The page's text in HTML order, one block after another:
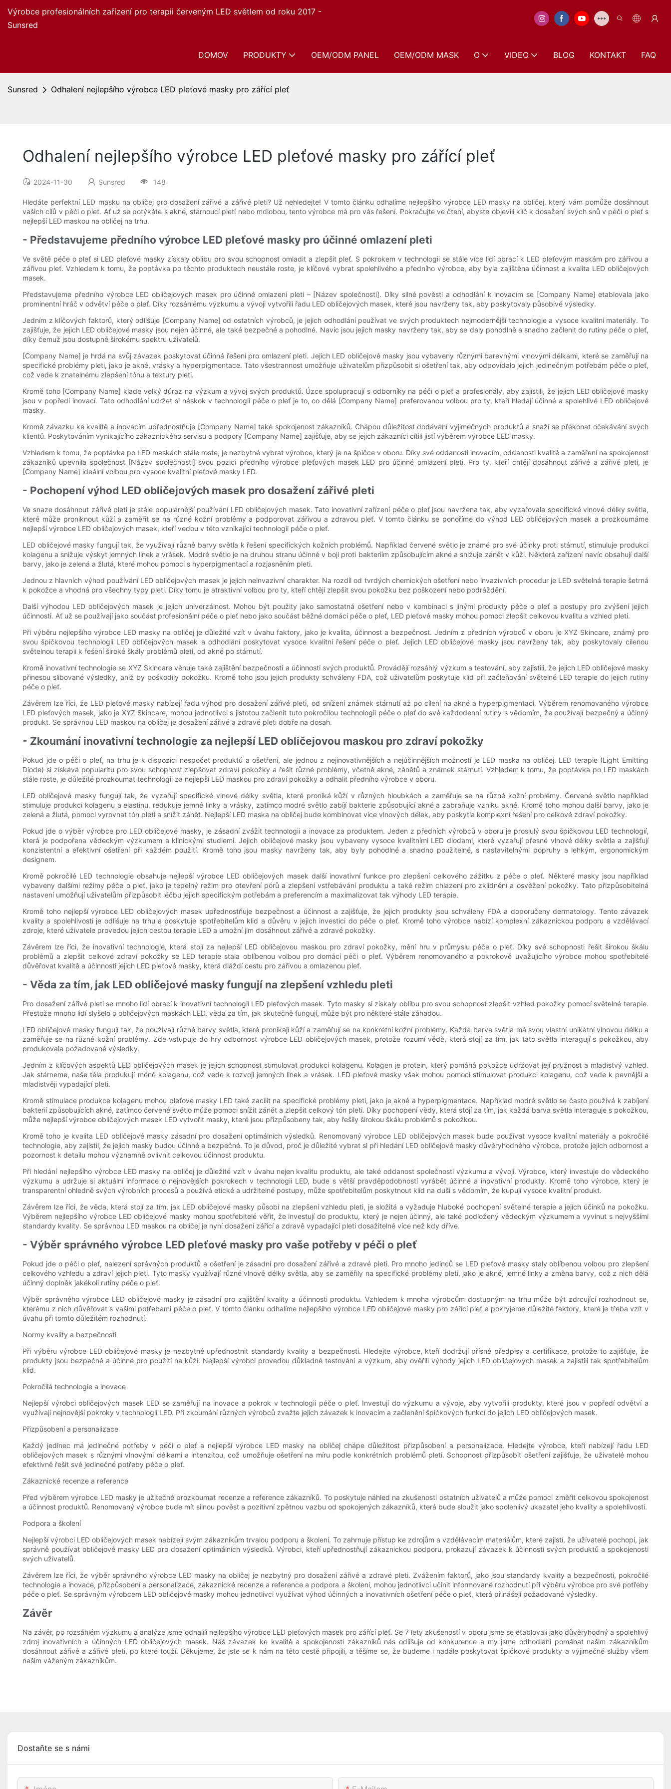
Výrobce profesionálních zařízení pro terapii červeným LED světlem od roku 2017 -
Sunsred
DOMOV PRODUKTY OEM/ODM PANEL OEM/ODM MASK O VIDEO BLOG KONTAKT FAQ
Sunsred Odhalení nejlepšího výrobce LED pleťové masky pro zářící pleť
Odhalení nejlepšího výrobce LED pleťové masky pro zářící pleť
2024-11-30 Sunsred 148
Hledáte perfektní LED masku na obličej pro dosažení zářivé a zářivé pleti? Už nehledejte! V tomto článku odhalíme nejlepšího výrobce LED masky na obličej, který vám pomůže dosáhnout
vašich cílů v péči o pleť. Ať už se potýkáte s akné, stárnoucí pletí nebo mdlobou, tento výrobce má pro vás řešení. Pokračujte ve čtení, abyste objevili klíč k dosažení svých snů v péči o pleť s
nejlepší LED maskou na obličej na trhu.
- Představujeme předního výrobce LED pleťové masky pro účinné omlazení pleti
Ve světě péče o pleť si LED pleťové masky získaly oblibu pro svou schopnost omladit a zlepšit pleť. S pokrokem v technologii se stále více lidí obrací k LED pleťovým maskám pro zářivou a
zářivou pleť. Vzhledem k tomu, že poptávka po těchto produktech neustále roste, je klíčové vybrat spolehlivého a předního výrobce, aby byla zajištěna účinnost a kvalita LED obličejových
masek.
Představujeme předního výrobce LED obličejových masek pro účinné omlazení pleti – [Název společnosti]. Díky silné pověsti a odhodlání k inovacím se [Company Name] etablovala jako
prominentní hráč v odvětví péče o pleť. Díky rozsáhlému výzkumu a vývoji vytvořili řadu LED obličejových masek, které jsou navrženy tak, aby poskytovaly působivé výsledky.
Jedním z klíčových faktorů, který odlišuje [Company Name] od ostatních výrobců, je jejich odhodlání používat ve svých produktech nejmodernější technologie a vysoce kvalitní materiály. To
zajišťuje, že jejich LED obličejové masky jsou nejen účinné, ale také bezpečné a pohodlné. Navíc jsou jejich masky navrženy tak, aby se daly pohodlně a snadno začlenit do rutiny péče o pleť,
díky čemuž jsou dostupné širokému spektru uživatelů.
[Company Name] je hrdá na svůj závazek poskytovat účinná řešení pro omlazení pleti. Jejich LED obličejové masky jsou vybaveny různými barevnými vlnovými délkami, které se zaměřují na
specifické problémy pleti, jako je akné, vrásky a hyperpigmentace. Tato všestrannost umožňuje uživatelům přizpůsobit si ošetření tak, aby odpovídalo jejich jedinečným potřebám péče o pleť,
což vede k znatelnému zlepšení tónu a textury pleti.
Kromě toho [Company Name] klade velký důraz na výzkum a vývoj svých produktů. Úzce spolupracují s odborníky na péči o pleť a profesionály, aby zajistili, že jejich LED obličejové masky
jsou v popředí inovací. Tato odhodlání udržet si náskok v technologii péče o pleť je to, co dělá [Company Name] preferovanou volbou pro ty, kteří hledají účinné a spolehlivé LED obličejové
masky.
Kromě závazku ke kvalitě a inovacím upřednostňuje [Company Name] také spokojenost zákazníků. Chápou důležitost dodávání výjimečných produktů a snaží se překonat očekávání svých
klientů. Poskytováním vynikajícího zákaznického servisu a podpory [Company Name] zajišťuje, aby se jejich zákazníci cítili jistí výběrem výrobce LED masky.
Vzhledem k tomu, že poptávka po LED maskách stále roste, je nezbytné vybrat výrobce, který je na špičce v oboru. Díky své oddanosti inovacím, oddanosti kvalitě a zaměření na spokojenost
zákazníků upevnila společnost [Název společnosti] svou pozici předního výrobce pleťových masek LED pro účinné omlazení pleti. Pro ty, kteří chtějí dosáhnout zářivé a zářivé pleti, je
[Company Name] ideální volbou pro vysoce kvalitní pleťové masky LED.
- Pochopení výhod LED obličejových masek pro dosažení zářivé pleti
Ve snaze dosáhnout zářivé pleti je stále populárnější používání LED obličejových masek. Tato inovativní zařízení péče o pleť jsou navržena tak, aby vyzařovala specifické vlnové délky světla,
které může proniknout kůží a zaměřit se na různé kožní problémy a podporovat zářivou a zdravou pleť. V tomto článku se ponoříme do výhod LED obličejových masek a prozkoumáme
nejlepší výrobce LED obličejových masek, kteří vedou v této vznikající technologii péče o pleť.
LED obličejové masky fungují tak, že využívají různé barvy světla k řešení specifických kožních problémů. Například červené světlo je známé pro své účinky proti stárnutí, stimuluje produkci
kolagenu a snižuje výskyt jemných linek a vrásek. Modré světlo je na druhou stranu účinné v boji proti bakteriím způsobujícím akné a snižuje zánět v kůži. Některá zařízení navíc obsahují další
barvy, jako je zelená a žlutá, které mohou pomoci s hyperpigmentací a rozjasněním pleti.
Jednou z hlavních výhod používání LED obličejových masek je jejich neinvazivní charakter. Na rozdíl od tvrdých chemických ošetření nebo invazivních procedur je LED světelná terapie šetrná
k pokožce a vhodná pro všechny typy pleti. Díky tomu je atraktivní volbou pro ty, kteří chtějí zlepšit svou pokožku bez poškození nebo podráždění.
Další výhodou LED obličejových masek je jejich univerzálnost. Mohou být použity jako samostatná ošetření nebo v kombinaci s jinými produkty péče o pleť a postupy pro zvýšení jejich
účinnosti. Ať už se používají jako součást profesionální péče o pleť nebo jako součást běžné domácí péče o pleť, LED pleťové masky mohou pomoci zlepšit celkovou kvalitu a vzhled pleti.
Při výběru nejlepšího výrobce LED masky na obličej je důležité vzít v úvahu faktory, jako je kvalita, účinnost a bezpečnost. Jedním z předních výrobců v oboru je XYZ Skincare, známý pro
svou špičkovou technologii LED obličejových masek a odhodlání poskytovat vysoce kvalitní řešení péče o pleť. Jejich LED obličejové masky jsou navrženy tak, aby poskytovaly cílenou
světelnou terapii k řešení široké škály problémů pleti, od akné po stárnutí.
Kromě inovativní technologie se XYZ Skincare věnuje také zajištění bezpečnosti a účinnosti svých produktů. Provádějí rozsáhlý výzkum a testování, aby zajistili, že jejich LED obličejové masky
přinesou slibované výsledky, aniž by poškodily pokožku. Kromě toho jsou jejich produkty schváleny FDA, což uživatelům poskytuje klid při začleňování světelné LED terapie do jejich rutiny
péče o pleť.
Závěrem lze říci, že LED pleťové masky nabízejí řadu výhod pro dosažení zářivé pleti, od snížení známek stárnutí až po cílení na akné a hyperpigmentaci. Výběrem renomovaného výrobce
LED pleťových masek, jako je XYZ Skincare, mohou jednotlivci s jistotou začlenit tuto pokročilou technologii péče o pleť do své každodenní rutiny s vědomím, že používají bezpečný a účinný
produkt. Se správnou LED maskou na obličej je dosažení zářivé a zdravé pleti dobře na dosah.
- Zkoumání inovativní technologie za nejlepší LED obličejovou maskou pro zdraví pokožky
Pokud jde o péči o pleť, na trhu je k dispozici nespočet produktů a ošetření, ale jednou z nejinovativnějších a nejúčinnějších možností je LED maska ​​na obličej. LED terapie (Light Emitting
Diode) si získává popularitu pro svou schopnost zlepšovat zdraví pokožky a řešit různé problémy, včetně akné, zánětů a známek stárnutí. Vzhledem k tomu, že poptávka po LED maskách
stále roste, je důležité prozkoumat technologii za nejlepší LED maskou pro zdraví pokožky a odhalit předního výrobce v oboru.
LED obličejové masky fungují tak, že vyzařují specifické vlnové délky světla, které proniká kůží v různých hloubkách a zaměřuje se na různé kožní problémy. Červené světlo například
stimuluje produkci kolagenu a elastinu, redukuje jemné linky a vrásky, zatímco modré světlo zabíjí bakterie způsobující akné a zabraňuje vzniku akné. Kromě toho mohou další barvy, jako je
zelená a žlutá, pomoci vyrovnat tón pleti a snížit zánět. Nejlepší LED maska ​​na obličej bude kombinovat více vlnových délek, aby poskytla komplexní řešení pro celkové zdraví pokožky.
Pokud jde o výběr výrobce pro LED obličejové masky, je zásadní zvážit technologii a inovace za produktem. Jeden z předních výrobců v oboru je proslulý svou špičkovou LED technologií,
která je podpořena vědeckým výzkumem a klinickými studiemi. Jejich obličejové masky jsou vybaveny vysoce kvalitními LED diodami, které vyzařují přesné vlnové délky světla a zajišťují
konzistentní a efektivní ošetření při každém použití. Kromě toho jsou masky navrženy tak, aby byly pohodlné a snadno použitelné, s nastavitelnými popruhy a lehkým, ergonomickým
designem.
Kromě pokročilé LED technologie obsahuje nejlepší výrobce LED obličejových masek další inovativní funkce pro zlepšení celkového zážitku z péče o pleť. Některé masky jsou například
vybaveny dalšími režimy péče o pleť, jako je tepelný režim pro otevření pórů a zlepšení vstřebávání produktu a také režim chlazení pro zklidnění a osvěžení pokožky. Tato přizpůsobitelná
nastavení umožňují uživatelům přizpůsobit léčbu jejich specifickým potřebám a preferencím a maximalizovat tak výhody LED terapie.
Kromě toho nejlepší výrobce LED obličejových masek upřednostňuje bezpečnost a účinnost a zajišťuje, že jejich produkty jsou schváleny FDA a doporučeny dermatology. Tento závazek
kvality a spolehlivosti je odlišuje na trhu a poskytuje spotřebitelům klid a důvěru v jejich investici do péče o pleť. Kromě toho výrobce nabízí komplexní zákaznickou podporu a vzdělávací
zdroje, které uživatele provedou jejich cestou terapie LED a umožní jim dosáhnout zářivé a zdravé pokožky.
Závěrem lze říci, že inovativní technologie, která stojí za nejlepší LED obličejovou maskou pro zdraví pokožky, mění hru v průmyslu péče o pleť. Díky své schopnosti řešit širokou škálu
problémů a zlepšit celkové zdraví pokožky se LED terapie stala oblíbenou volbou pro domácí péči o pleť. Výběrem renomovaného a pokrokově uvažujícího výrobce mohou spotřebitelé
důvěřovat kvalitě a účinnosti jejich LED pleťové masky, která dláždí cestu pro zářivou a omlazenou pleť.
- Věda za tím, jak LED obličejové masky fungují na zlepšení vzhledu pleti
Pro dosažení zářivé pleti se mnoho lidí obrací k inovativní technologii LED pleťových masek. Tyto masky si získaly oblibu pro svou schopnost zlepšit vzhled pokožky pomocí světelné terapie.
Přestože mnoho lidí slyšelo o obličejových maskách LED, věda za tím, jak skutečně fungují, může být pro některé stále záhadou.
LED obličejové masky fungují tak, že používají různé barvy světla, které pronikají kůží a zaměřují se na konkrétní kožní problémy. Každá barva světla má svou vlastní unikátní vlnovou délku a
zaměřuje se na různé kožní problémy. Zde vstupuje do hry odbornost výrobce LED obličejových masek, protože rozumí vědě, která stojí za tím, jak tato světla interagují s pokožkou, aby
produkovala požadované výsledky.
Jedním z klíčových aspektů LED obličejových masek je jejich schopnost stimulovat produkci kolagenu. Kolagen je protein, který pomáhá pokožce udržovat její pružnost a mladistvý vzhled.
Jak stárneme, naše těla produkují méně kolagenu, což vede k rozvoji jemných linek a vrásek. LED pleťové masky však mohou pomoci stimulovat produkci kolagenu, což vede k pevnější a
mladistvěji vypadající pleti.
Kromě stimulace produkce kolagenu mohou pleťové masky LED také zacílit na specifické problémy pleti, jako je akné a hyperpigmentace. Například modré světlo se často používá k zabíjení
bakterií způsobujících akné, zatímco červené světlo může pomoci snížit zánět a zlepšit celkový tón pleti. Díky pochopení vědy, která stojí za tím, jak každá barva světla interaguje s pokožkou,
může nejlepší výrobce obličejových masek LED vytvořit masky, které jsou přizpůsobeny tak, aby řešily širokou škálu problémů s pokožkou.
Kromě toho je kvalita LED obličejové masky zásadní pro dosažení optimálních výsledků. Renomovaný výrobce LED obličejových masek bude používat vysoce kvalitní materiály a pokročilé
technologie, aby zajistil, že jejich masky budou účinné a bezpečné. To je důvod, proč je důležité vybrat si při hledání LED obličejové masky důvěryhodného výrobce, protože jejich odbornost a
pozornost k detailu mohou významně ovlivnit celkovou účinnost produktu.
Při hledání nejlepšího výrobce LED masky na obličej je důležité vzít v úvahu nejen kvalitu produktu, ale také oddanost společnosti výzkumu a vývoji. Výrobce, který investuje do vědeckého
výzkumu a udržuje si aktuální informace o nejnovějších pokrokech v technologii LED, bude s větší pravděpodobností vyrábět účinné a inovativní produkty. Kromě toho výrobce, který je
transparentní ohledně svých výrobních procesů a používá etické a udržitelné postupy, může spotřebitelům poskytnout klid na duši s vědomím, že kupují vysoce kvalitní produkt.
Závěrem lze říci, že věda, která stojí za tím, jak LED obličejové masky působí na zlepšení vzhledu pleti, je složitá a vyžaduje hluboké pochopení světelné terapie a jejích účinků na pokožku.
Výběrem nejlepšího výrobce LED obličejové masky mohou spotřebitelé věřit, že investují do produktu, který je nejen účinný, ale také podložený vědeckým výzkumem a vyvinut s nejvyššími
standardy kvality. Se správnou LED maskou na obličej je nyní dosažení zářící a zdravě vypadající pleti dosažitelné více než kdy dříve.
- Výběr správného výrobce LED pleťové masky pro vaše potřeby v péči o pleť
Pokud jde o péči o pleť, nalezení správných produktů a ošetření je zásadní pro dosažení zářivé a zdravé pleti. Pro mnoho jedinců se LED pleťové masky staly oblíbenou volbou pro zlepšení
celkového vzhledu a zdraví jejich pleti. Tyto masky využívají různé vlnové délky světla, aby se zaměřily na specifické problémy pleti, jako je akné, jemné linky a změna barvy, což z nich dělá
účinný doplněk jakékoli rutiny péče o pleť.
Výběr správného výrobce LED obličejové masky je zásadní pro zajištění kvality a účinnosti produktu. Vzhledem k mnoha výrobcům dostupným na trhu může být zdrcující rozhodnout se,
kterému z nich důvěřovat s vašimi potřebami péče o pleť. V tomto článku odhalíme nejlepšího výrobce LED obličejové masky pro zářící pleť a pokryjeme důležité faktory, které je třeba vzít v
úvahu při tomto důležitém rozhodnutí.
Normy kvality a bezpečnosti
Při výběru výrobce LED obličejové masky je nezbytné upřednostnit standardy kvality a bezpečnosti. Hledejte výrobce, kteří dodržují přísné předpisy a certifikace, protože to zajišťuje, že
produkty jsou bezpečné a účinné pro použití na kůži. Nejlepší výrobci provedou důkladné testování a výzkum, aby ověřili výhody jejich LED obličejových masek a zajistili tak spotřebitelům
klid.
Pokročilá technologie a inovace
Nejlepší výrobci obličejových masek LED se zaměřují na inovace a pokrok v technologii péče o pleť. Investují do výzkumu a vývoje, aby vytvořili produkty, které jsou v popředí odvětví a
využívají nejnovější pokroky v technologii LED. Při zkoumání různých výrobců zvažte jejich závazek k inovacím a začlenění špičkových funkcí do jejich LED obličejových masek.
Přizpůsobení a personalizace
Každý jedinec má jedinečné potřeby v péči o pleť a nejlepší výrobce LED masky na obličej chápe důležitost přizpůsobení a personalizace. Hledejte výrobce, kteří nabízejí řadu LED
obličejových masek s různými vlnovými délkami a intenzitou, což umožňuje ošetření na míru podle konkrétních problémů pleti. Schopnost přizpůsobit ošetření zajišťuje, že uživatelé mohou
efektivně řešit své jedinečné potřeby péče o pleť.
Zákaznické recenze a reference
Před výběrem výrobce LED masky je užitečné prozkoumat recenze a reference zákazníků. To poskytuje náhled na zkušenosti ostatních uživatelů a může pomoci změřit celkovou spokojenost
a účinnost produktů. Renomovaný výrobce bude mít silnou pověst a pozitivní zpětnou vazbu od spokojených zákazníků, která bude sloužit jako spolehlivý ukazatel jeho kvality a spolehlivosti.
Podpora a školení
Nejlepší výrobci LED obličejových masek nabízejí svým zákazníkům trvalou podporu a školení. To zahrnuje přístup ke zdrojům a vzdělávacím materiálům, které zajistí, že uživatelé pochopí, jak
správně používat obličejové masky LED pro dosažení optimálních výsledků. Výrobci, kteří upřednostňují zákaznickou podporu, prokazují závazek k účinnosti svých produktů a spokojenosti
svých uživatelů.
Závěrem lze říci, že výběr správného výrobce LED masky na obličej je nezbytný pro dosažení zářivé a zdravé pleti. Zvážením faktorů, jako jsou standardy kvality a bezpečnosti, pokročilé
technologie a inovace, přizpůsobení a personalizace, zákaznické recenze a reference a podpora a školení, mohou jednotlivci učinit informované rozhodnutí při výběru výrobce pro své potřeby
péče o pleť. Se správným výrobcem LED obličejové masky mohou jednotlivci využívat výhod účinných a inovativních ošetření péče o pleť, která přinášejí požadované výsledky.
Závěr
Na závěr, po rozsáhlém výzkumu a analýze jsme odhalili nejlepšího výrobce LED pleťových masek pro zářící pleť. Se 7 lety zkušeností v oboru jsme se etablovali jako důvěryhodný a spolehlivý
zdroj inovativních a účinných LED obličejových masek. Náš závazek ke kvalitě a spokojenosti zákazníků nás odlišuje od konkurence a my jsme odhodláni pomáhat našim zákazníkům
dosáhnout zářivé a zářivé pleti, po které touží. Děkujeme, že jste se k nám na této cestě připojili, a těšíme se, že budeme i nadále poskytovat špičkové produkty a výjimečné služby všem
našim váženým zákazníkům.
Dostaňte se s námi